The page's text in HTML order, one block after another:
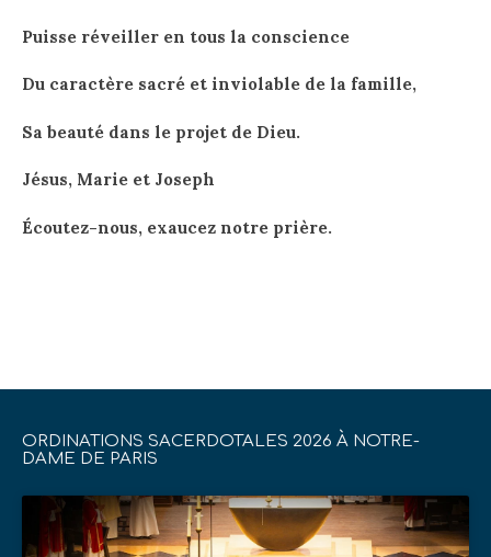
Puisse réveiller en tous la conscience
Du caractère sacré et inviolable de la famille,
Sa beauté dans le projet de Dieu.
Jésus, Marie et Joseph
Écoutez-nous, exaucez notre prière.
ORDINATIONS SACERDOTALES 2026 À NOTRE-
DAME DE PARIS